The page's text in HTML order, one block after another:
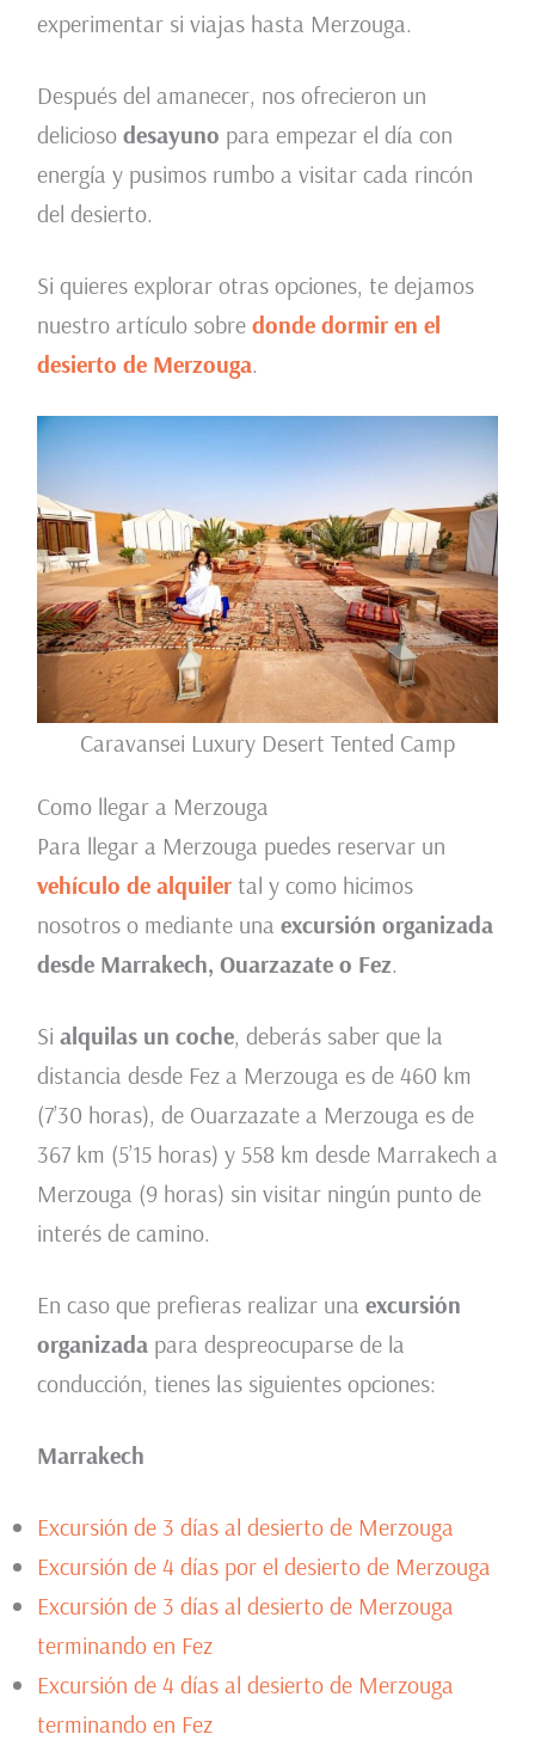
experimentar si viajas hasta Merzouga.
Después del amanecer, nos ofrecieron un
delicioso desayuno para empezar el día con
energía y pusimos rumbo a visitar cada rincón
del desierto.
Si quieres explorar otras opciones, te dejamos
nuestro artículo sobre donde dormir en el
desierto de Merzouga.
Caravansei Luxury Desert Tented Camp
Como llegar a Merzouga
Para llegar a Merzouga puedes reservar un
vehículo de alquiler tal y como hicimos
nosotros o mediante una excursión organizada
desde Marrakech, Ouarzazate o Fez.
Si alquilas un coche, deberás saber que la
distancia desde Fez a Merzouga es de 460 km
(7’30 horas), de Ouarzazate a Merzouga es de
367 km (5’15 horas) y 558 km desde Marrakech a
Merzouga (9 horas) sin visitar ningún punto de
interés de camino.
En caso que prefieras realizar una excursión
organizadapara despreocuparse de la
conducción, tienes las siguientes opciones:
Marrakech
Excursión de 3 días al desierto de Merzouga
Excursión de 4 días por el desierto de Merzouga
Excursión de 3 días al desierto de Merzouga
terminando en Fez
Excursión de 4 días al desierto de Merzouga
terminando en Fez